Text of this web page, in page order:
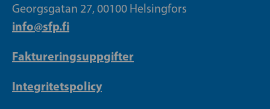
Georgsgatan 27, 00100 Helsingfors
info@sfp.fi
Faktureringsuppgifter
Integritetspolicy